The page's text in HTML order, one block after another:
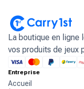
La boutique en ligne
vos produits de jeux
Entreprise
Accueil